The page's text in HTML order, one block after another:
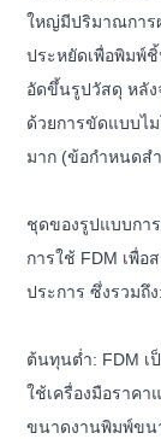
ใหญ่มีปริมาณการ
ประหยัดเพื่อพิมพ์ชิ้
อัดขึ้นรูปวัสดุ หลัง
ด้วยการขัดแบบไ
มาก (ข้อกำหนดส
ชุดของรูปแบบกา
การใช้ FDM เพื่
ประการ ซึ่งรวมถึง:
ต้นทุนต่ำ: FDM เ
ใช้เครื่องมือราคา
ขนาดงานพิมพ์ขน